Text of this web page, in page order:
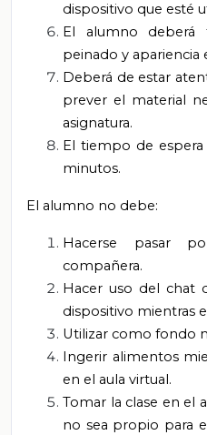
dispositivo que esté
El alumno
peinado y apariencia
Deberá de estar
prever el material
asignatura.
El tiempo de espera
minutos.
El alumno no debe:
Hacerse pasar
compañera.
Hacer uso del chat
dispositivo mientras
Utilizar como fondo
Ingerir alimentos
en el aula virtual.
Tomar la clase en el
no sea propio para